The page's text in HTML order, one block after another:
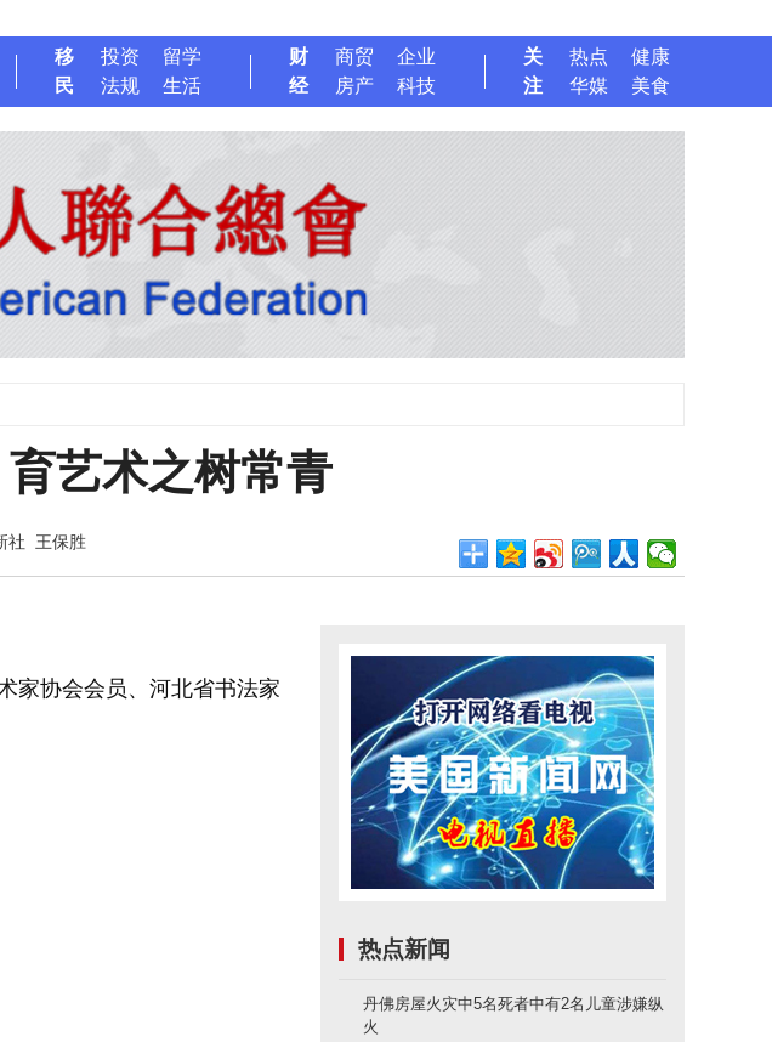
移
民
投资
留学
法规
生活
财
经
商贸
企业
房产
科技
关
注
热点
健康
华媒
美食
艺术之树常青
社 王保胜
家协会会员、河北省书法家
热点新闻
丹佛房屋火灾中5名死者中有2名儿童涉嫌纵
火